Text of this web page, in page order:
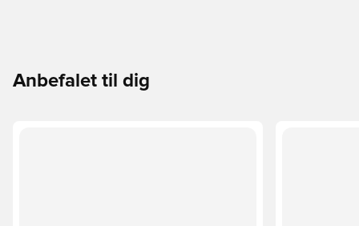
Anbefalet til dig